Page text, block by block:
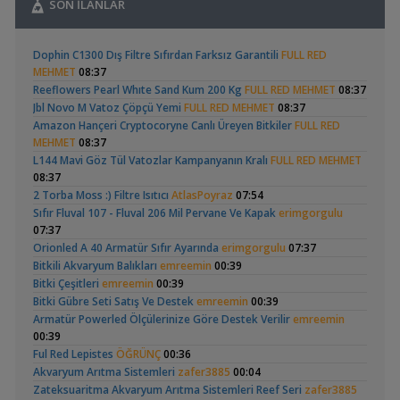
Ciklet Balığı Boy Aldırma
Yeni Üye Forumu
14:01
Akvaryum Tanıtımı
Karidesler Sobo Sf 550f Filtre İçine Kaçabilir MiJoec,13:12
Omurgasızlar
Bitkili Akvaryuma İlk Adım saturday,12:45
Yeni Üye Forumu
👋 Yeni Gelenler Buradan Merhaba Desin wolk23,12:03
Yeni Üye Forumu
Büyükşehir Belediyesi Çalışıyor,gece 3 😊
10:09
Yeni Üye Forumu
Bitkili Tankda Led Kullanımıdreamcatcherr,09:15
Işık CO2 ve Ekipmanlar
Dıy - Akvaryum Aydınlatması Hakkında Bilgi
Yeni Üye Forumu
130 Lt 50+ Lepistes İçin8.500 Tl Bütçeli DışfiltreSerpent,
00:15
Yeni Üye Forumu
Catappa YetişiyorumRafayel,22:46
Bitki Türleri ve Bakımı
Head Üreme Süreci
Vlog
Apistogramma
Hongsloi Çiftim Ve
Betta Antuta
Ramshorn Hakkında
Her Şey
Vatoz Akvaryumu
30x20x20 Ramshorn
Akvaryumu
37 Litrelik Siyah
Neon Tetra(123)
SON İLANLAR
Dophin C1300 Dış Filtre Sıfırdan Farksız Garantili FULL RED
MEHMET 08:37
Reeflowers Pearl Whıte Sand Kum 200 Kg FULL RED MEHMET 08:37
Jbl Novo M Vatoz Çöpçü Yemi FULL RED MEHMET 08:37
Amazon Hançeri Cryptocoryne Canlı Üreyen BitkilerFULL RED
MEHMET 08:37
L144 Mavi Göz Tül Vatozlar Kampanyanın Kralı FULL RED MEHMET
08:37
2 Torba Moss :) Filtre Isıtıcı AtlasPoyraz 07:54
Sıfır Fluval 107 - Fluval 206 Mil Pervane Ve Kapakerimgorgulu
07:37
Orionled A 40 Armatür Sıfır Ayarında erimgorgulu 07:37
Bitkili Akvaryum Balıkları emreemin 00:39
Bitki Çeşitleri emreemin 00:39
Bitki Gübre Seti Satış Ve Destekemreemin 00:39
Armatür Powerled Ölçülerinize Göre Destek Veriliremreemin
00:39
Ful Red Lepistes ÖĞRÜNÇ00:36
Akvaryum Arıtma Sistemleri zafer3885 00:04
Zateksuaritma Akvaryum Arıtma Sistemleri Reef Seri zafer3885